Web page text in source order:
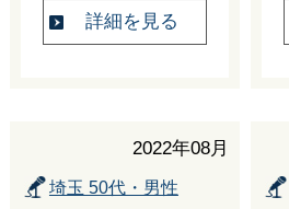
詳細を見る
2022年08月
埼玉 50代・男性